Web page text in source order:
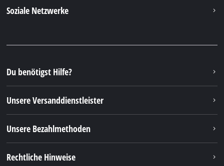
Soziale Netzwerke
Du benötigst Hilfe?
Unsere Versanddienstleister
Unsere Bezahlmethoden
Rechtliche Hinweise